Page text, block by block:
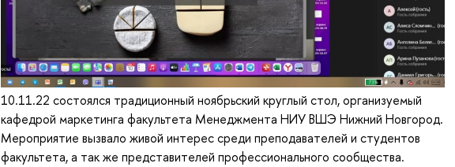
10.11.22 состоялся традиционный ноябрьский круглый стол, организуемый
кафедрой маркетинга факультета Менеджмента НИУ ВШЭ Нижний Новгород.
Мероприятие вызвало живой интерес среди преподавателей и студентов
факультета, а так же представителей профессионального сообщества.